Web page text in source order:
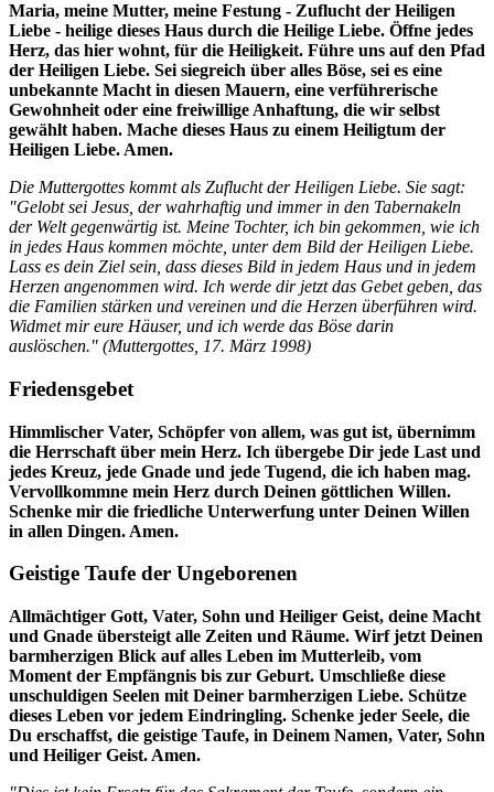
Maria, meine Mutter, meine Festung - Zuflucht der Heiligen
Liebe - heilige dieses Haus durch die Heilige Liebe. Öffne jedes
Herz, das hier wohnt, für die Heiligkeit. Führe uns auf den Pfad
der Heiligen Liebe. Sei siegreich über alles Böse, sei es eine
unbekannte Macht in diesen Mauern, eine verführerische
Gewohnheit oder eine freiwillige Anhaftung, die wir selbst
gewählt haben. Mache dieses Haus zu einem Heiligtum der
Heiligen Liebe. Amen.
Die Muttergottes kommt als Zuflucht der Heiligen Liebe. Sie sagt:
"Gelobt sei Jesus, der wahrhaftig und immer in den Tabernakeln
der Welt gegenwärtig ist. Meine Tochter, ich bin gekommen, wie ich
in jedes Haus kommen möchte, unter dem Bild der Heiligen Liebe.
Lass es dein Ziel sein, dass dieses Bild in jedem Haus und in jedem
Herzen angenommen wird. Ich werde dir jetzt das Gebet geben, das
die Familien stärken und vereinen und die Herzen überführen wird.
Widmet mir eure Häuser, und ich werde das Böse darin
auslöschen." (Muttergottes 17. März 1998)
Friedensgebet
Himmlischer Vater, Schöpfer von allem, was gut ist, übernimm
die Herrschaft über mein Herz. Ich übergebe Dir jede Last und
jedes Kreuz, jede Gnade und jede Tugend, die ich haben mag.
Vervollkommne mein Herz durch Deinen göttlichen Willen.
Schenke mir die friedliche Unterwerfung unter Deinen Willen
in allen Dingen. Amen.
Geistige Taufe der Ungeborenen
Allmächtiger Gott, Vater, Sohn und Heiliger Geist, deine Macht
und Gnade übersteigt alle Zeiten und Räume. Wirf jetzt Deinen
barmherzigen Blick auf alles Leben im Mutterleib, vom
Moment der Empfängnis bis zur Geburt. Umschließe diese
unschuldigen Seelen mit Deiner barmherzigen Liebe. Schütze
dieses Leben vor jedem Eindringling. Schenke jeder Seele, die
Du erschaffst, die geistige Taufe, in Deinem Namen, Vater, Sohn
und Heiliger Geist. Amen.